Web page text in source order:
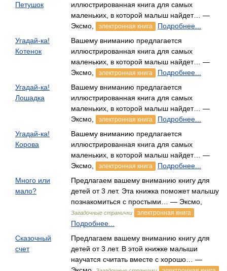
Петушок
иллюстрированная книга для самых
маленьких, в которой малыш найдет… —
Эксмо,
электронная книга
Подробнее...
Угадай-ка!
Котенок
Вашему вниманию предлагается
иллюстрированная книга для самых
маленьких, в которой малыш найдет… —
Эксмо,
электронная книга
Подробнее...
Угадай-ка!
Лошадка
Вашему вниманию предлагается
иллюстрированная книга для самых
маленьких, в которой малыш найдет… —
Эксмо,
электронная книга
Подробнее...
Угадай-ка!
Корова
Вашему вниманию предлагается
иллюстрированная книга для самых
маленьких, в которой малыш найдет… —
Эксмо,
электронная книга
Подробнее...
Много или
мало?
Предлагаем вашему вниманию книгу для
детей от 3 лет. Эта книжка поможет малышу
познакомиться с простыми… — Эксмо,
Загадочные странички электронная книга
Подробнее...
Сказочный
счет
Предлагаем вашему вниманию книгу для
детей от 3 лет. В этой книжке малыши
научатся считать вместе с хорошо… —